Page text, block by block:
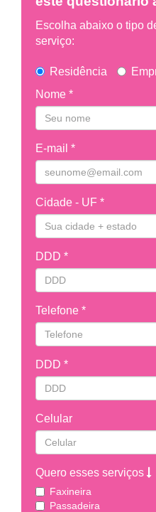
Escolha abaixo o tipo
serviço:
Residência
Nome *
E-mail *
Cidade - UF *
DDD *
Telefone *
DDD *
Celular
Quero esses serviços
Faxineira
Passadeira